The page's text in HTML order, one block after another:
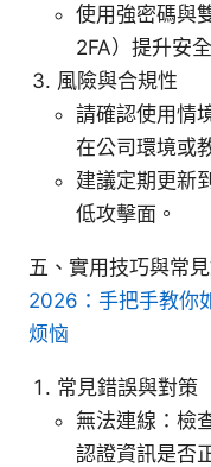
使用強密碼與
2FA）提升安
風險與合規性
請確認使用情
在公司環境或
建議定期更新
低攻擊面。
五、實用技巧與常
2026：手把手教你
烦恼
常見錯誤與對策
無法連線：檢
認證資訊是否